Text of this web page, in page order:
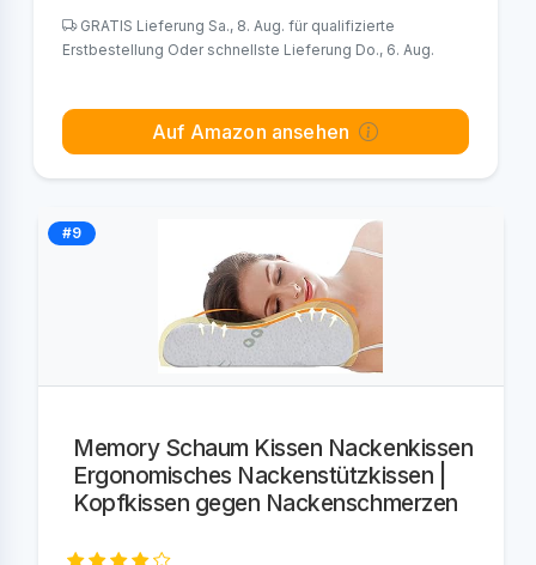
GRATIS Lieferung Sa., 8. Aug. für qualifizierte
Erstbestellung Oder schnellste Lieferung Do., 6. Aug.
Auf Amazon ansehen
#9
Memory Schaum Kissen Nackenkissen
Ergonomisches Nackenstützkissen |
Kopfkissen gegen Nackenschmerzen